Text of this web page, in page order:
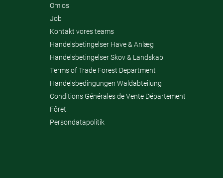
Om os
Job
Kontakt vores teams
Handelsbetingelser Have & Anlæg
Handelsbetingelser Skov & Landskab
Terms of Trade Forest Department
Handelsbedingungen Waldabteilung
Conditions Générales de Vente Département
Fôret
Persondatapolitik